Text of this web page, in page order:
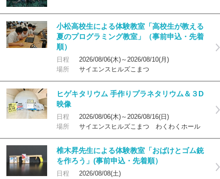
小松高校生による体験教室「高校生が教える
夏のプログラミング教室」（事前申込・先着
順）
日程
2026/08/06(木)～2026/08/10(月)
場所
サイエンスヒルズこまつ
ヒゲキタリウム 手作りプラネタリウム＆３D
映像
日程
2026/08/06(木)～2026/08/16(日)
場所
サイエンスヒルズこまつ わくわくホール
椎木昇先生による体験教室「おばけとゴム銃
を作ろう」(事前申込・先着順）
日程
2026/08/08(土)